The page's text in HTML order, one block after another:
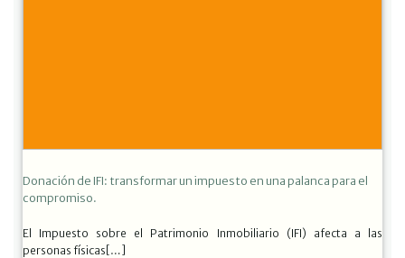
Donación de IFI: transformar un impuesto en una palanca para el
compromiso.
El Impuesto sobre el Patrimonio Inmobiliario (IFI) afecta a las
personas físicas[…]